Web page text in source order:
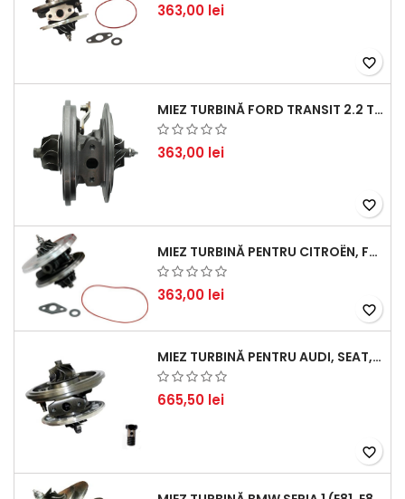
363,00 lei
favorite_border
MIEZ TURBINĂ FORD TRANSIT 2.2 TDCI (2007-2016)
363,00 lei
favorite_border
MIEZ TURBINĂ PENTRU CITROËN, FORD, MAZDA, MINI, PEUGEOT ȘI VOLVO - MOTORIZĂRI 1.6 HDI ȘI 1.6 D
363,00 lei
favorite_border
MIEZ TURBINĂ PENTRU AUDI, SEAT, SKODA ȘI VOLKSWAGEN - MOTORIZĂRI 2.0 TDI 103KW 140CP
665,50 lei
favorite_border